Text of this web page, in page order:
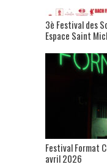
3è Festival des
Espace Saint
Festival Format
avril 2026